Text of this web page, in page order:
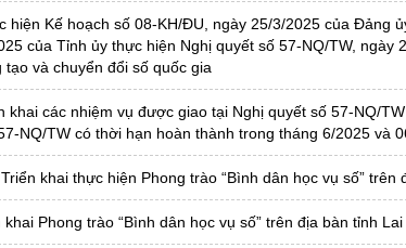
hiện Kế hoạch số 08-KH/ĐU, ngày 25/3/2025 của Đảng
của Tỉnh ủy thực hiện Nghị quyết số 57-NQ/TW, ngày
và chuyển đổi số quốc gia
các nhiệm vụ được giao tại Nghị quyết số 57-NQ/
NQ/TW có thời hạn hoàn thành trong tháng 6/2025 và
khai thực hiện Phong trào “Bình dân học vụ số” trên
Phong trào “Bình dân học vụ số” trên địa bàn tỉnh Lai